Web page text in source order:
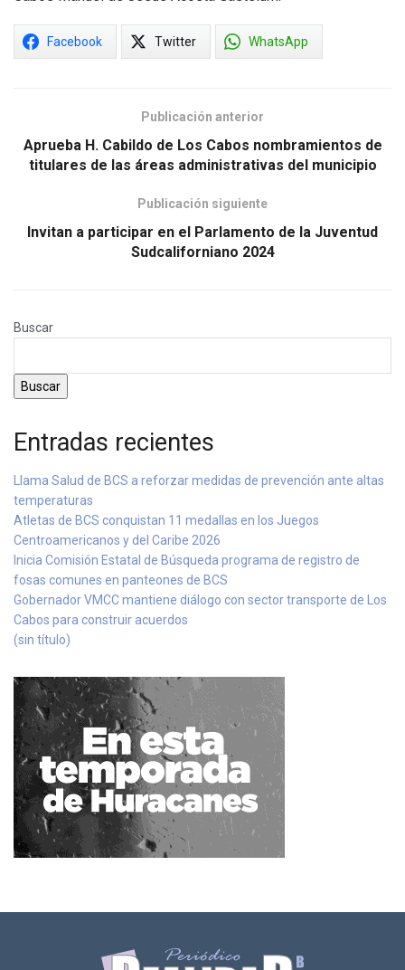
Facebook Twitter WhatsApp
Publicación anterior
Aprueba H. Cabildo de Los Cabos nombramientos de
titulares de las áreas administrativas del municipio
Publicación siguiente
Invitan a participar en el Parlamento de la Juventud
Sudcaliforniano 2024
Buscar
Buscar
Entradas recientes
Llama Salud de BCS a reforzar medidas de prevención ante altas
temperaturas
Atletas de BCS conquistan 11 medallas en los Juegos
Centroamericanos y del Caribe 2026
Inicia Comisión Estatal de Búsqueda programa de registro de
fosas comunes en panteones de BCS
Gobernador VMCC mantiene diálogo con sector transporte de Los
Cabos para construir acuerdos
(sin título)